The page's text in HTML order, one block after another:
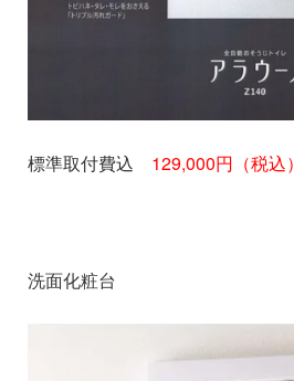
標準取付費込 129,000円（税込）
洗面化粧台